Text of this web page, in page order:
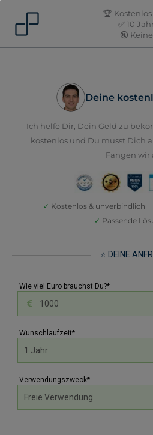
content
🏆
✅ 10
🔇
Deine
Ich helfe Dir, Dein Geld zu
kostenlos und Du musst Dich
Fangen wir
✓ Kostenlos & unverbindlich
✓ Passende
⭐ DEINE
Wie viel Euro brauchst Du?*
Wunschlaufzeit*
Verwendungszweck*